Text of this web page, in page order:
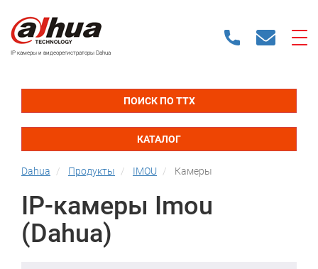
IP камеры и видеорегистраторы Dahua
ПОИСК ПО ТТХ
КАТАЛОГ
Dahua Продукты IMOU Камеры
IP-камеры Imou
(Dahua)